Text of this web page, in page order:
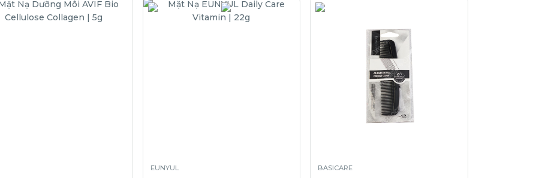
EUNYUL BASICARE